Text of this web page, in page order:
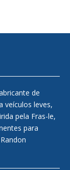
de
veículos leves,
pela Fras-le,
para